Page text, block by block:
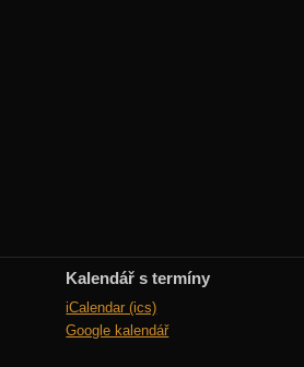
Kalendář s termíny
iCalendar (ics)
Google kalendář